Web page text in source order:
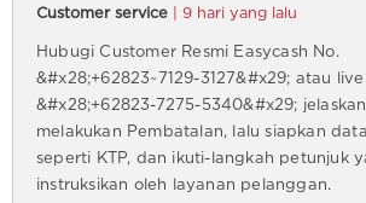
Customer service | 9 hari yang lalu
Hubugi Customer Resmi Easycash No.
&#x28;+62823~7129-3127&#x29; atau
&#x28;+62823-7275-5340&#x29;
melakukan Pembatalan, lalu siapkan
seperti KTP, dan ikuti-langkah petunjuk
instruksikan oleh layanan pelanggan.